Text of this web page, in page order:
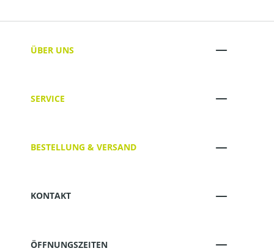
ÜBER UNS
SERVICE
BESTELLUNG & VERSAND
KONTAKT
ÖFFNUNGSZEITEN